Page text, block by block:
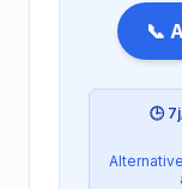
📞
🕒